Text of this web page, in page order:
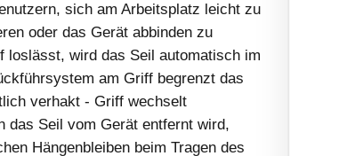
sich am Arbeitsplatz leicht zu
oder das Gerät abbinden zu
loslässt, wird das Seil automatisch im
am Griff begrenzt das
verhakt - Griff wechselt
das Seil vom Gerät entfernt wird,
Hängenbleiben beim Tragen des